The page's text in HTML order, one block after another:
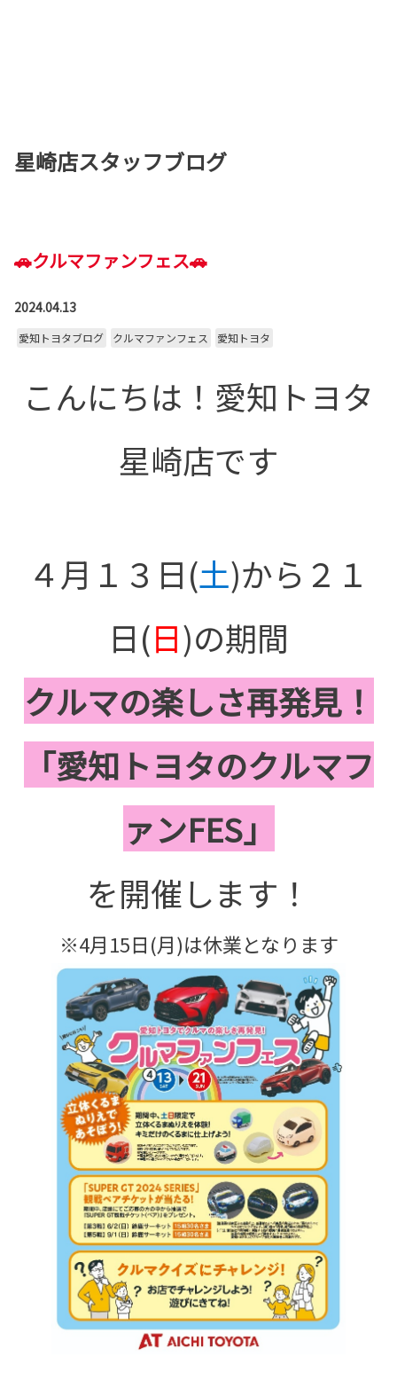
星崎店スタッフブログ
🚗クルマファンフェス🚗
2024.04.13
愛知トヨタブログ クルマファンフェス 愛知トヨタ
こんにちは！愛知トヨタ
星崎店です
４月１３日(土)から２１
日(日)の期間
クルマの楽しさ再発見！
「愛知トヨタのクルマフ
ァンFES」
を開催します！
※4月15日(月)は休業となります